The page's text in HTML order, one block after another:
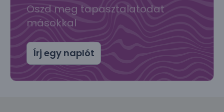
Oszd meg tapasztalatodat
másokkal
Írj egy naplót